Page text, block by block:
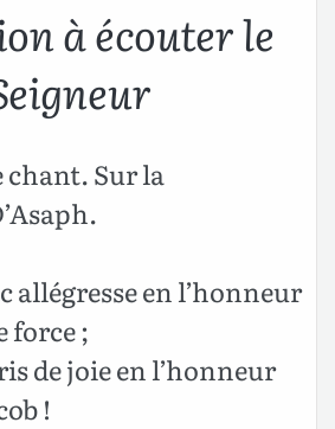
à écouter le
chant. Sur la
allégresse en l’honneur
force ;
de joie en l’honneur
!